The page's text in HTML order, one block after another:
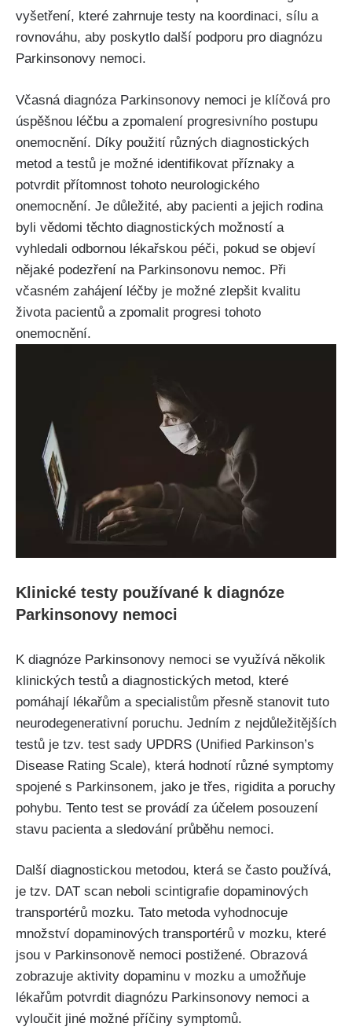
vyšetření, které zahrnuje testy na koordinaci, sílu a
rovnováhu, aby poskytlo další podporu pro diagnózu
Parkinsonovy nemoci.
Včasná diagnóza Parkinsonovy nemoci je klíčová pro
úspěšnou léčbu a zpomalení progresivního postupu
onemocnění. Díky použití různých diagnostických
metod a testů je možné identifikovat příznaky a
potvrdit přítomnost tohoto neurologického
onemocnění. Je důležité, aby pacienti a jejich rodina
byli vědomi těchto diagnostických možností a
vyhledali odbornou lékařskou péči, pokud se objeví
nějaké podezření na Parkinsonovu nemoc. Při
včasném zahájení léčby je možné zlepšit kvalitu
života pacientů a zpomalit progresi tohoto
onemocnění.
Klinické testy používané k diagnóze
Parkinsonovy nemoci
K diagnóze Parkinsonovy nemoci se využívá několik
klinických testů a diagnostických metod, které
pomáhají lékařům a specialistům přesně stanovit tuto
neurodegenerativní poruchu. Jedním z nejdůležitějších
testů je tzv. test sady UPDRS (Unified Parkinson’s
Disease Rating Scale), která hodnotí různé symptomy
spojené s Parkinsonem, jako je třes, rigidita a poruchy
pohybu. Tento test se provádí za účelem posouzení
stavu pacienta a sledování průběhu nemoci.
Další diagnostickou metodou, která se často používá,
je tzv. DAT scan neboli scintigrafie dopaminových
transportérů mozku. Tato metoda vyhodnocuje
množství dopaminových transportérů v mozku, které
jsou v Parkinsonově nemoci postižené. Obrazová
zobrazuje aktivity dopaminu v mozku a umožňuje
lékařům potvrdit diagnózu Parkinsonovy nemoci a
vyloučit jiné možné příčiny symptomů.